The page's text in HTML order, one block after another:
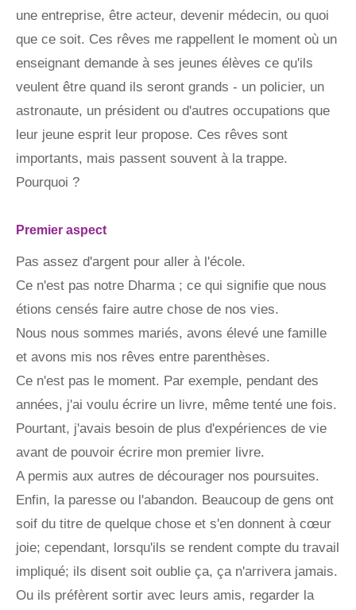
une entreprise, être acteur, devenir médecin, ou quoi
que ce soit. Ces rêves me rappellent le moment où un
enseignant demande à ses jeunes élèves ce qu'ils
veulent être quand ils seront grands - un policier, un
astronaute, un président ou d'autres occupations que
leur jeune esprit leur propose. Ces rêves sont
importants, mais passent souvent à la trappe.
Pourquoi ?
Premier aspect
Pas assez d'argent pour aller à l'école.
Ce n'est pas notre Dharma ; ce qui signifie que nous
étions censés faire autre chose de nos vies.
Nous nous sommes mariés, avons élevé une famille
et avons mis nos rêves entre parenthèses.
Ce n'est pas le moment. Par exemple, pendant des
années, j'ai voulu écrire un livre, même tenté une fois.
Pourtant, j'avais besoin de plus d'expériences de vie
avant de pouvoir écrire mon premier livre.
A permis aux autres de décourager nos poursuites.
Enfin, la paresse ou l'abandon. Beaucoup de gens ont
soif du titre de quelque chose et s'en donnent à cœur
joie; cependant, lorsqu'ils se rendent compte du travail
impliqué; ils disent soit oublie ça, ça n'arrivera jamais.
Ou ils préfèrent sortir avec leurs amis, regarder la